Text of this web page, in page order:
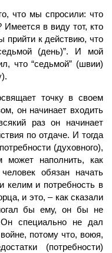
что мы спросили: что
в виду тот, кто
прийти к действию, что
(день)”. И мой
что “седьмой” (швии)
точку в своем
он начинает входить
раз он начинает
по отдаче. И тогда
(духовного),
может наполнить, как
обязан начать
келим и потребность в
и это, – как сказали
бы ему, он бы не
специально не дал
потому что, воюя,
(потребности)